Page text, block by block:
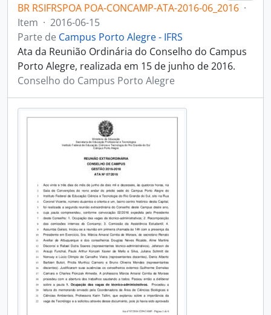
BR RSIFRSPOA POA-CONCAMP-ATA-2016-06_2016 ·
Item · 2016-06-15
Parte de Campus Porto Alegre - IFRS
Ata da Reunião Ordinária do Conselho do Campus
Porto Alegre, realizada em 15 de junho de 2016.
Conselho do Campus Porto Alegre